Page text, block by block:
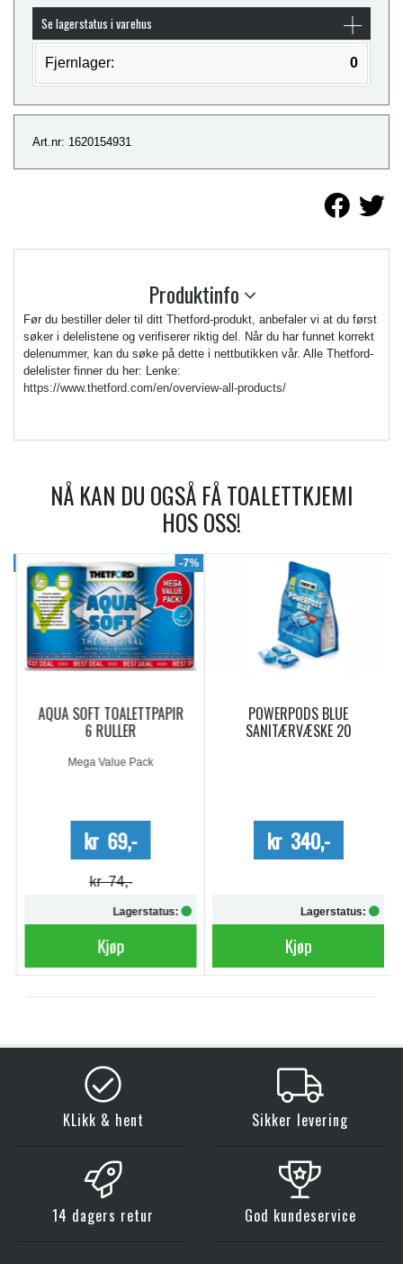
Se lagerstatus i varehus
Fjernlager: 0
Art.nr: 1620154931
Produktinfo
Før du bestiller deler til ditt Thetford-produkt, anbefaler vi at du først
søker i delelistene og verifiserer riktig del. Når du har funnet korrekt
delenummer, kan du søke på dette i nettbutikken vår. Alle Thetford-
delelister finner du her: Lenke:
https://www.thetford.com/en/overview-all-products/
NÅ KAN DU OGSÅ FÅ TOALETTKJEMI
HOS OSS!
-7%
AQUA SOFT TOALETTPAPIR
6 RULLER
Mega Value Pack
kr 69,-
kr 74,-
Lagerstatus:
Kjøp
POWERPODS BLUE
SANITÆRVÆSKE 20
kr 340,-
Lagerstatus:
Kjøp
KLikk & hent Sikker levering
14 dagers retur God kundeservice